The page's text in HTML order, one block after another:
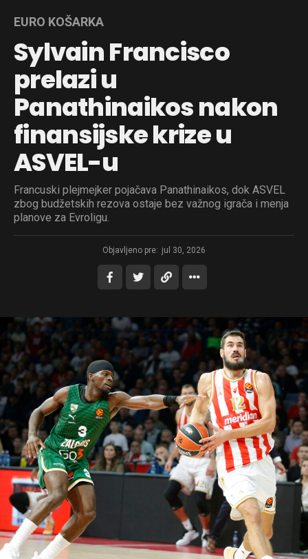
EURO KOŠARKA
Sylvain Francisco
prelazi u
Panathinaikos nakon
finansijske krize u
ASVEL-u
Francuski plejmejker pojačava Panathinaikos, dok ASVEL
zbog budžetskih rezova ostaje bez važnog igrača i menja
planove za Evroligu.
Objavljeno pre: jul 30, 2026